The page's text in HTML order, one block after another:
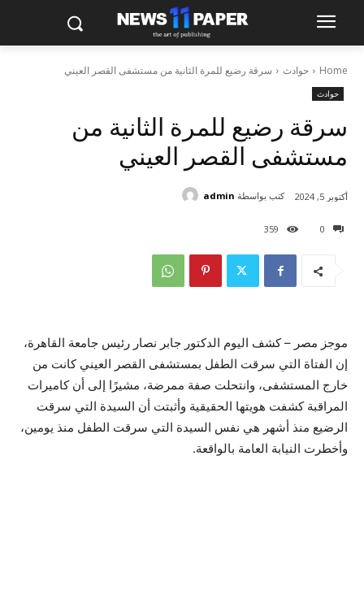
Home حوادث سرقة رضيع للمرة الثانية من مستشفى القصر العيني
حوادث
سرقة رضيع للمرة الثانية من
مستشفى القصر العيني
0
359
أكتوبر 5, 2024 كتب بواسطة admin
موجز مصر – كشف اليوم الدكتور جابر نصار رئيس جامعة القاهرة،
إن الفتاة التي سرقت الطفل بمستشفى القصر العيني كانت من
خارج المستشفى، وانتحلت صفة ممرضة، مشيرًا إلى أن كاميرات
المراقبة كشفت هويتها الحقيقية وأثبتت أن السيدة التي سرقت
الرضيع منذ أشهر هي نفس السيدة التي سرقت الطفل منذ يومين،
وأخطرت النيابة العامة بالواقعة.